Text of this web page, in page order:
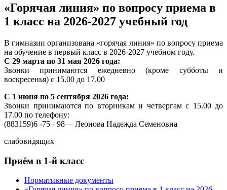
«Горячая линия» по вопросу приема в
1 класс на 2026-2027 учебный год
В гимназии организована «горячая линия» по вопросу приема
на обучение в первый класс в 2026-2027 учебном году.
С 29 марта по 31 мая 2026 года:
Звонки принимаются ежедневно (кроме субботы и
воскресенья) с 15.00 до 17.00
С 1 июня по 5 сентября 2026 года:
Звонки принимаются по вторникам и четвергам с 15.00 до
17.00 по телефону:
(883159)6 -75 - 98— Леонова Надежда Семеновна
слабовидящих
Приём в 1-й класс
Нормативные документы